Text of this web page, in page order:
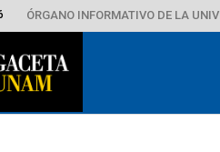
ÓRGANO INFORMATIVO DE LA